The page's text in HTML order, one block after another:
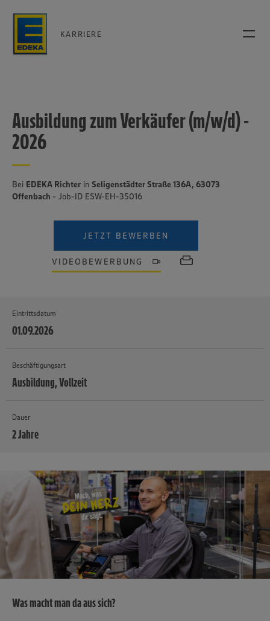
KARRIERE
Ausbildung zum Verkäufer (m/w/d) -
2026
Bei EDEKA Richter in Seligenstädter Straße 136A, 63073
Offenbach - Job-ID ESW-EH-35016
JETZT BEWERBEN
VIDEOBEWERBUNG
Eintrittsdatum
01.09.2026
Beschäftigungsart
Ausbildung, Vollzeit
Dauer
2 Jahre
Was macht man da aus sich?